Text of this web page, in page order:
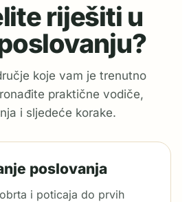
riješiti u
koje vam je trenutno
praktične vodiče,
i sljedeće korake.
poslovanja
i poticaja do prvih